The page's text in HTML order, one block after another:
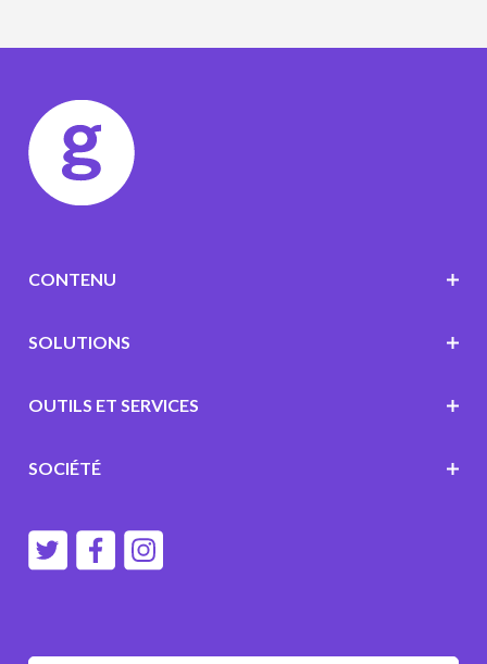
CONTENU
SOLUTIONS
OUTILS ET SERVICES
SOCIÉTÉ